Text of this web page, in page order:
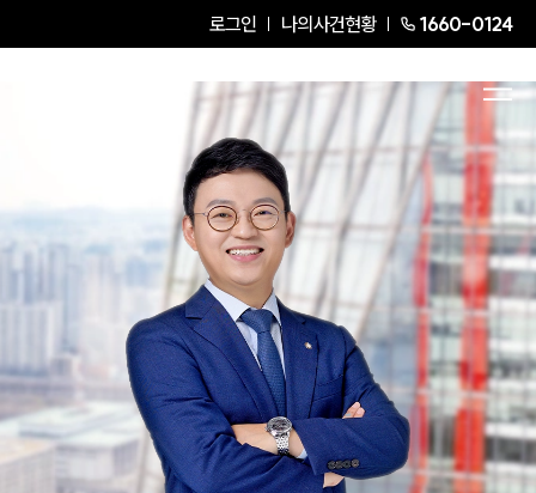
로그인 나의사건현황 1660-0124